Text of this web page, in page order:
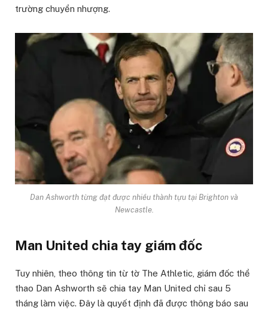
trường chuyển nhượng.
Dan Ashworth từng đạt được nhiều thành tựu tại Brighton và
Newcastle.
Man United chia tay giám đốc
Tuy nhiên, theo thông tin từ tờ The Athletic, giám đốc thể
thao Dan Ashworth sẽ chia tay Man United chỉ sau 5
tháng làm việc. Đây là quyết định đã được thông báo sau